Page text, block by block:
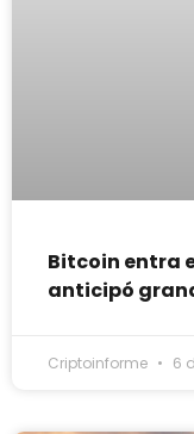
Bitcoin entra
anticipó
Criptoinforme 6